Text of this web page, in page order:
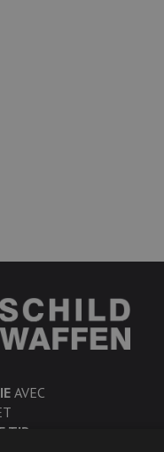
AVEC
TIR